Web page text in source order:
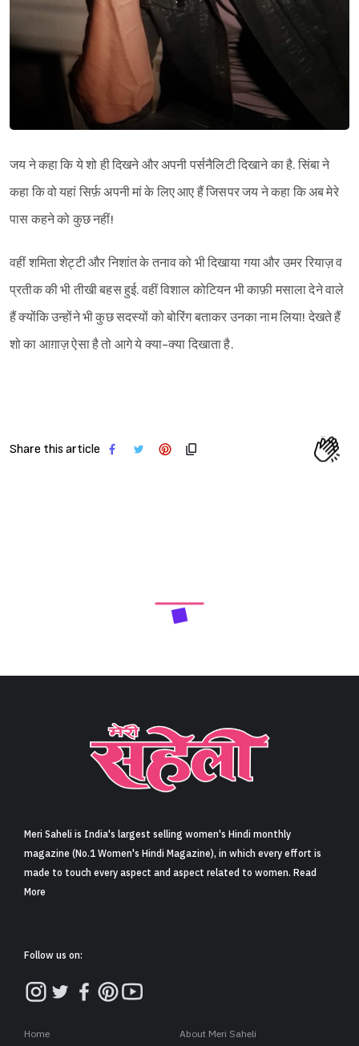
जय ने कहा कि ये शो ही दिखने और अपनी पर्सनैलिटी दिखाने का है. सिंबा ने
कहा कि वो यहां सिर्फ़ अपनी मां के लिए आए हैं जिसपर जय ने कहा कि अब मेरे
पास कहने को कुछ नहीं!
वहीं शमिता शेट्टी और निशांत के तनाव को भी दिखाया गया और उमर रियाज़ व
प्रतीक की भी तीखी बहस हुई. वहीं विशाल कोटियन भी काफ़ी मसाला देने वाले
हैं क्योंकि उन्होंने भी कुछ सदस्यों को बोरिंग बताकर उनका नाम लिया! देखते हैं
शो का आग़ाज़ ऐसा है तो आगे ये क्या-क्या दिखाता है.
Share this article
Meri Saheli is India's largest selling women's Hindi monthly
magazine (No.1 Women's Hindi Magazine), in which every effort is
made to touch every aspect and aspect related to women. Read
More
Follow us on:
Home About Meri Saheli